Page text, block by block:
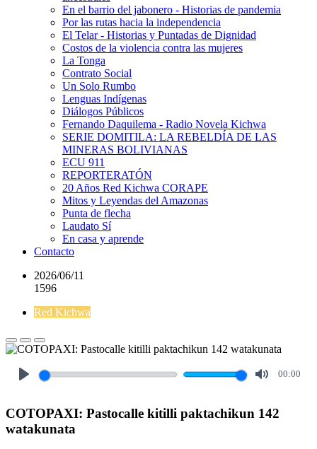
En el barrio del jabonero - Historias de pandemia
Por las rutas hacia la independencia
El Telar - Historias y Puntadas de Dignidad
Costos de la violencia contra las mujeres
La Tonga
Contrato Social
Un Solo Rumbo
Lenguas Indígenas
Diálogos Públicos
Fernando Daquilema - Radio Novela Kichwa
SERIE DOMITILA: LA REBELDÍA DE LAS
MINERAS BOLIVIANAS
ECU 911
REPORTERATÓN
20 Años Red Kichwa CORAPE
Mitos y Leyendas del Amazonas
Punta de flecha
Laudato Sí
En casa y aprende
Contacto
2026/06/11
1596
Red Kichwa
00:00
COTOPAXI: Pastocalle kitilli paktachikun 142
watakunata